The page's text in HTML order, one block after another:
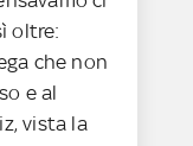
oltre:
che non
e al
vista la